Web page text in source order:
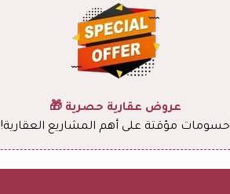
عروض عقارية حصرية 🎁
حسومات مؤقتة على أهم المشاريع العقارية!